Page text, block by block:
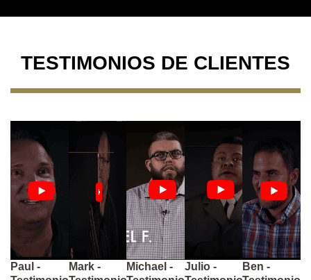
TESTIMONIOS DE CLIENTES
Paul -
Mark -
Michael -
Julio -
Ben -